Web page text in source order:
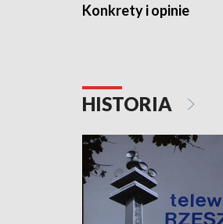
Konkrety i opinie
HISTORIA